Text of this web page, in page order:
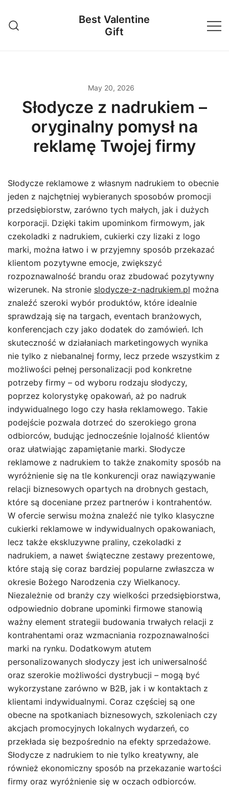
content
Best Valentine
Gift
May 20, 2026
Słodycze z nadrukiem –
oryginalny pomysł na
reklamę Twojej firmy
Słodycze reklamowe z własnym nadrukiem to obecnie
jeden z najchętniej wybieranych sposobów promocji
przedsiębiorstw, zarówno tych małych, jak i dużych
korporacji. Dzięki takim upominkom firmowym, jak
czekoladki z nadrukiem, cukierki czy lizaki z logo
marki, można łatwo i w przyjemny sposób przekazać
klientom pozytywne emocje, zwiększyć
rozpoznawalność brandu oraz zbudować pozytywny
wizerunek. Na stronie slodycze-z-nadrukiem.pl można
znaleźć szeroki wybór produktów, które idealnie
sprawdzają się na targach, eventach branżowych,
konferencjach czy jako dodatek do zamówień. Ich
skuteczność w działaniach marketingowych wynika
nie tylko z niebanalnej formy, lecz przede wszystkim z
możliwości pełnej personalizacji pod konkretne
potrzeby firmy – od wyboru rodzaju słodyczy,
poprzez kolorystykę opakowań, aż po nadruk
indywidualnego logo czy hasła reklamowego. Takie
podejście pozwala dotrzeć do szerokiego grona
odbiorców, budując jednocześnie lojalność klientów
oraz ułatwiając zapamiętanie marki. Słodycze
reklamowe z nadrukiem to także znakomity sposób na
wyróżnienie się na tle konkurencji oraz nawiązywanie
relacji biznesowych opartych na drobnych gestach,
które są doceniane przez partnerów i kontrahentów.
W ofercie serwisu można znaleźć nie tylko klasyczne
cukierki reklamowe w indywidualnych opakowaniach,
lecz także ekskluzywne praliny, czekoladki z
nadrukiem, a nawet świąteczne zestawy prezentowe,
które stają się coraz bardziej popularne zwłaszcza w
okresie Bożego Narodzenia czy Wielkanocy.
Niezależnie od branży czy wielkości przedsiębiorstwa,
odpowiednio dobrane upominki firmowe stanowią
ważny element strategii budowania trwałych relacji z
kontrahentami oraz wzmacniania rozpoznawalności
marki na rynku. Dodatkowym atutem
personalizowanych słodyczy jest ich uniwersalność
oraz szerokie możliwości dystrybucji – mogą być
wykorzystane zarówno w B2B, jak i w kontaktach z
klientami indywidualnymi. Coraz częściej są one
obecne na spotkaniach biznesowych, szkoleniach czy
akcjach promocyjnych lokalnych wydarzeń, co
przekłada się bezpośrednio na efekty sprzedażowe.
Słodycze z nadrukiem to nie tylko kreatywny, ale
również ekonomiczny sposób na przekazanie wartości
firmy oraz wyróżnienie się w oczach odbiorców.